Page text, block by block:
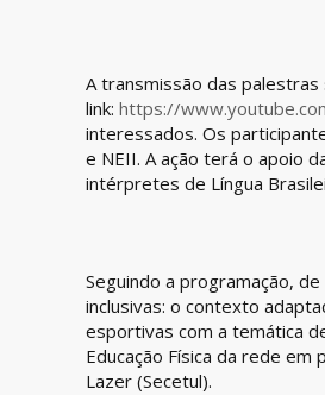
A transmissão das
link: https://
interessados. Os
e NEII. A ação terá o apoio
intérpretes de Língua
Seguindo a programação,
inclusivas: o contexto
esportivas com a temática
Educação Física da rede em
Lazer (Secetul).